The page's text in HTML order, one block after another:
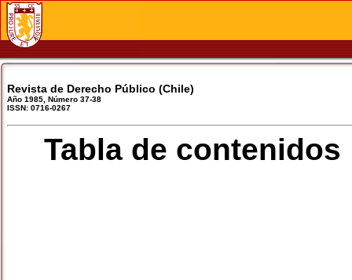
Revista de Derecho Público (Chile)
Año 1985, Número 37-38
ISSN: 0716-0267
Tabla de contenidos